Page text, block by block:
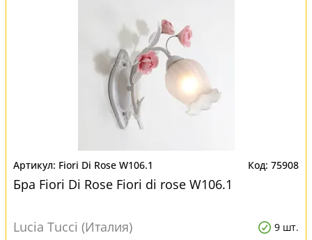
Fiori Di Rose W106.1 75908
Бра Fiori Di Rose Fiori di rose W106.1
Lucia Tucci (Италия) 9 шт.